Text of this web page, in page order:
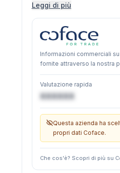
Leggi di più
Informazioni commerciali
fornite attraverso la nostra
Valutazione rapida
XXXXXX
Questa azienda ha
propri dati Coface.
Che cos'è? Scopri di più su